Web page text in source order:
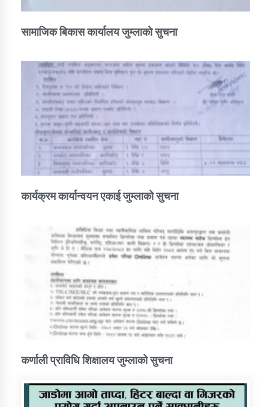
सामाजिक बिकास कार्यालय जुम्लाकाे सुचना
कार्यक्रम कार्यान्वयन एकाई जुम्लाको सुचना
कर्णाली प्राविधि शिक्षालय जुम्लाको सुचना